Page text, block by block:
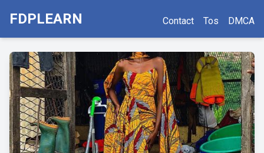
FDPLEARN Contact Tos DMCA